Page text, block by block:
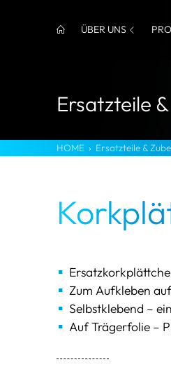
ÜBER UNS
Ersatzteile
HOME› Ersatzteile &
Zum Aufkleben
Selbstklebend –
Auf Trägerfolie –